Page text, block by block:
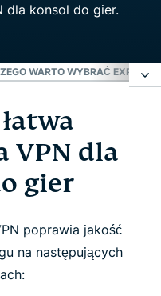
WARTO WYBRAĆ
dla konsol do
na swojej konsoli?
VPN dla
gier
poprawia jakość
na następujących